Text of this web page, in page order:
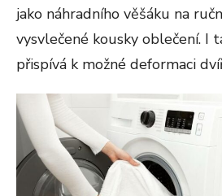
jako náhradního věšáku na
vysvlečené kousky oblečení. I
přispívá k možné deformaci